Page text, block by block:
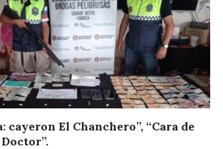
cayeron El Chanchero”, “Cara de